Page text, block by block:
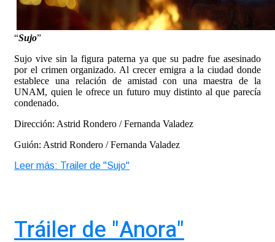
“Sujo”
Sujo vive sin la figura paterna ya que su padre fue asesinado
por el crimen organizado. Al crecer emigra a la ciudad donde
establece una relación de amistad con una maestra de la
UNAM, quien le ofrece un futuro muy distinto al que parecía
condenado.
Dirección: Astrid Rondero / Fernanda Valadez
Guión: Astrid Rondero / Fernanda Valadez
Leer más: Trailer de "Sujo"
Tráiler de "Anora"